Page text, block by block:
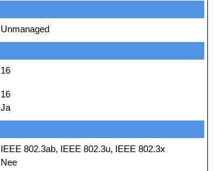
Unmanaged
16
16
Ja
IEEE 802.3ab, IEEE 802.3u, IEEE 802.3x
Nee